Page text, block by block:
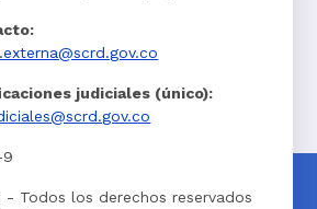
judiciales (único):
Todos los derechos reservados